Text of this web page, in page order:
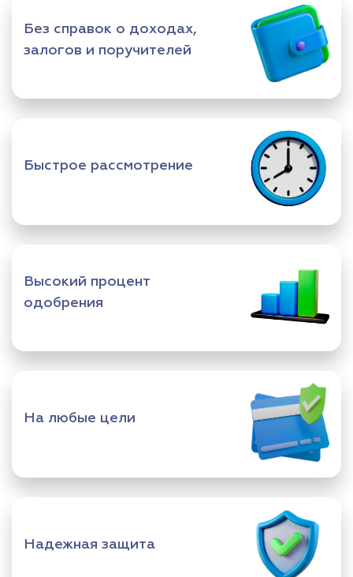
Без справок о доходах,
залогов и поручителей
Быстрое рассмотрение
Высокий процент
одобрения
На любые цели
Надежная защита